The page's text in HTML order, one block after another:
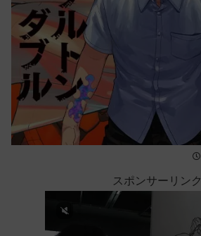
スポンサーリンク